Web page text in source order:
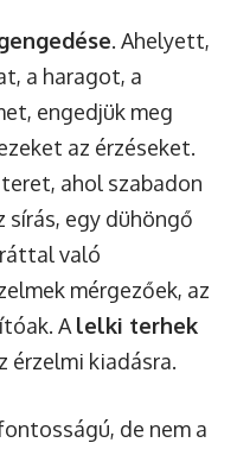
. Ahelyett,
a haragot, a
engedjük meg
az érzéseket.
ahol szabadon
egy dühöngő
való
mérgezőek, az
A lelki terhek
érzelmi kiadásra.
de nem a